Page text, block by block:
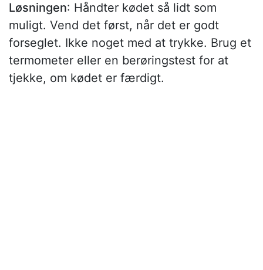
Løsningen: Håndter kødet så lidt som
muligt. Vend det først, når det er godt
forseglet. Ikke noget med at trykke. Brug et
termometer eller en berøringstest for at
tjekke, om kødet er færdigt.